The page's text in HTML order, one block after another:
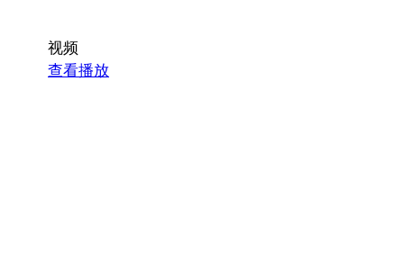
视频
查看播放